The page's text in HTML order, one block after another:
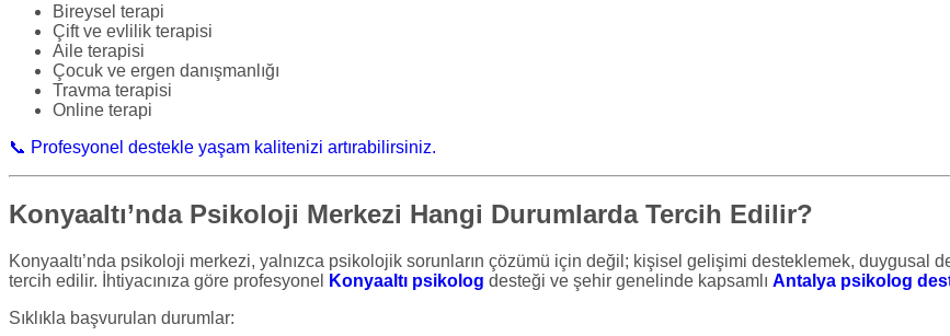
Bireysel terapi
Çift ve evlilik terapisi
Aile terapisi
Çocuk ve ergen danışmanlığı
Travma terapisi
Online terapi
📞 Profesyonel destekle yaşam kalitenizi artırabilirsiniz.
Konyaaltı’nda Psikoloji Merkezi Hangi Durumlarda Tercih Edilir?
Konyaaltı’nda psikoloji merkezi, yalnızca psikolojik sorunların çözümü için değil; kişisel gelişimi desteklemek, duygusal
tercih edilir. İhtiyacınıza göre profesyonel
Konyaaltı psikolog desteği ve şehir genelinde kapsamlı Antalya psikolog
Sıklıkla başvurulan durumlar: